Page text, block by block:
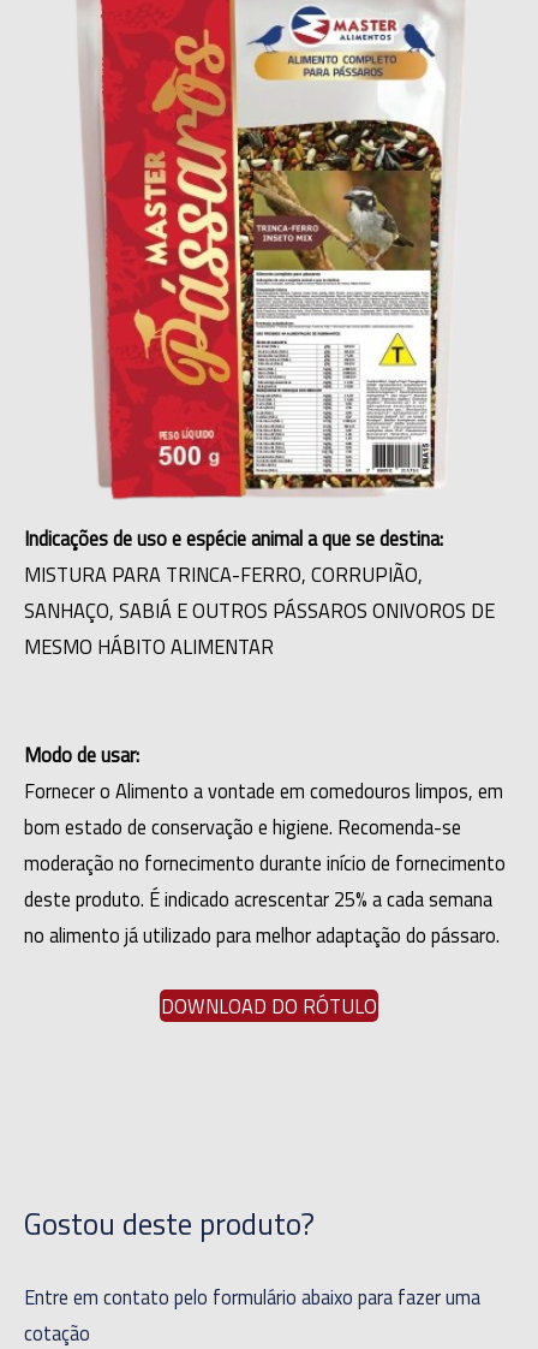
Indicações de uso e espécie animal a que se destina:
MISTURA PARA TRINCA-FERRO, CORRUPIÃO,
SANHAÇO, SABIÁ E OUTROS PÁSSAROS ONIVOROS DE
MESMO HÁBITO ALIMENTAR
Modo de usar:
Fornecer o Alimento a vontade em comedouros limpos, em
bom estado de conservação e higiene. Recomenda-se
moderação no fornecimento durante início de fornecimento
deste produto. É indicado acrescentar 25% a cada semana
no alimento já utilizado para melhor adaptação do pássaro.
DOWNLOAD DO RÓTULO
Gostou deste produto?
Entre em contato pelo formulário abaixo para fazer uma
cotação